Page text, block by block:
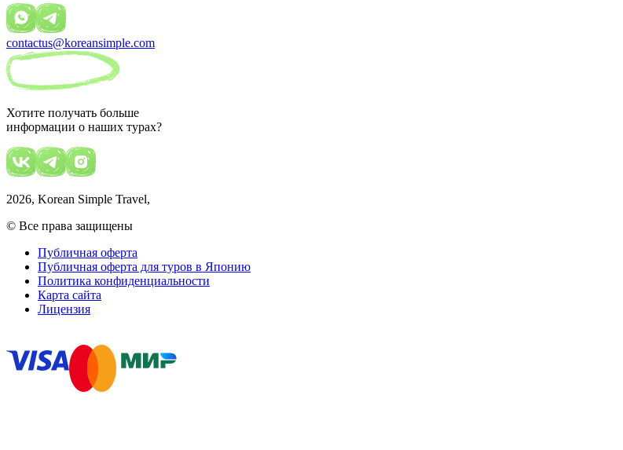
contactus@koreansimple.com
Хотите получать больше
информации о наших турах?
2026, Korean Simple Travel,
© Все права защищены
Публичная оферта
Публичная оферта для туров в Японию
Политика конфиденциальности
Карта сайта
Лицензия